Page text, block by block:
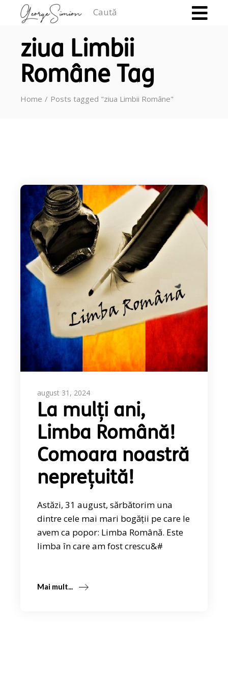
ziua Limbii
Române Tag
Home Posts tagged "ziua Limbii Române"
august 31, 2024
La mulți ani,
Limba Română!
Comoara noastră
neprețuită!
Astăzi, 31 august, sărbătorim una
dintre cele mai mari bogății pe care le
avem ca popor: Limba Română. Este
limba în care am fost crescu&#
Mai mult...